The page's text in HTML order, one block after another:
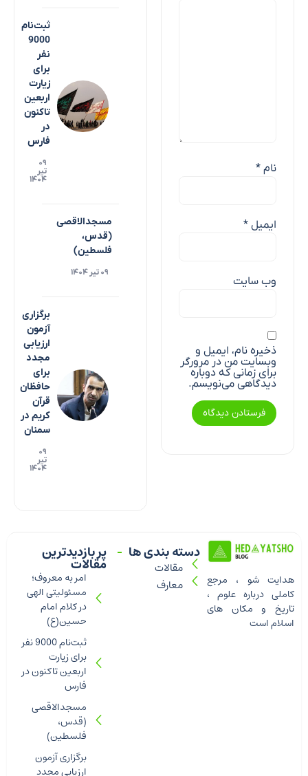
نام *
ایمیل *
وب‌ سایت
ذخیره نام، ایمیل و
وبسایت من در مرورگر
برای زمانی که دوباره
دیدگاهی می‌نویسم.
ثبت‌نام
9000
نفر
برای
زیارت
اربعین
تاکنون
در
فارس
۰۹
تیر
۱۴۰۴
مسجدالاقصی
(قدس،
فلسطین)
۰۹ تیر ۱۴۰۴
برگزاری
آزمون
ارزیابی
مجدد
برای
حافظان
قرآن
کریم در
سمنان
۰۹
تیر
۱۴۰۴
پر بازدیدترین
مقالات
امر به معروف؛
مسئولیتی الهی
در کلام امام
حسین(ع)
ثبت‌نام 9000 نفر
برای زیارت
اربعین تاکنون در
فارس
مسجدالاقصی
(قدس،
فلسطین)
برگزاری آزمون
ارزیابی مجدد
دسته بندی ها
مقالات
معارف
هدایت شو ، مرجع
کاملی درباره علوم ،
تاریخ و مکان های
اسلام است